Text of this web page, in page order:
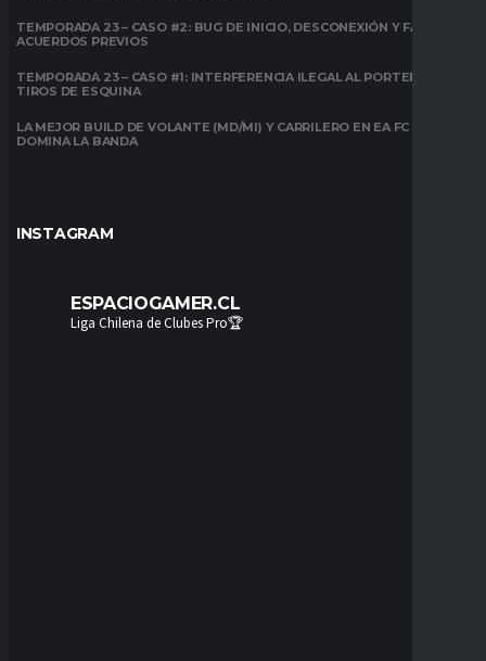
TEMPORADA 23 – CASO #2: BUG DE INICIO, DESCONEXIÓN Y FALTA DE
ACUERDOS PREVIOS
TEMPORADA 23 – CASO #1: INTERFERENCIA ILEGAL AL PORTERO EN
TIROS DE ESQUINA
LA MEJOR BUILD DE VOLANTE (MD/MI) Y CARRILERO EN EA FC 26:
DOMINA LA BANDA
INSTAGRAM
ESPACIOGAMER.CL
Liga Chilena de Clubes Pro🏆